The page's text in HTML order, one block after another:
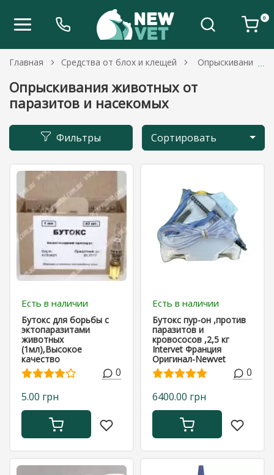
0
Главная Средства от блох и клещей Опрыскивания
Опрыскивания животных от
паразитов и насекомых
Фильтры Сортировать
Есть в наличии
Бутокс для борьбы с
эктопаразитами
животных
(1мл),Высокое
качество
0
5.00 грн
Есть в наличии
Бутокс пур-он ,против
паразитов и
кровососов ,2,5 кг
Intervet Франция
Оригинал-Newvet
0
6400.00 грн